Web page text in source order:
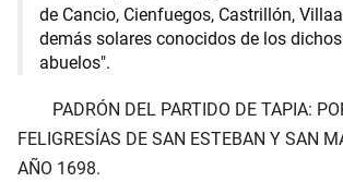
de Cancio, Cienfuegos, Castrillón,
demás solares conocidos de los
abuelos".
PADRÓN DEL PARTIDO DE TAPIA:
FELIGRESÍAS DE SAN ESTEBAN Y SAN
AÑO 1698.